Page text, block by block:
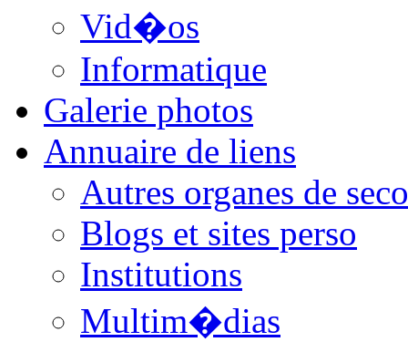
Vid�os
Informatique
Galerie photos
Annuaire de liens
Autres organes de
Blogs et sites perso
Institutions
Multim�dias